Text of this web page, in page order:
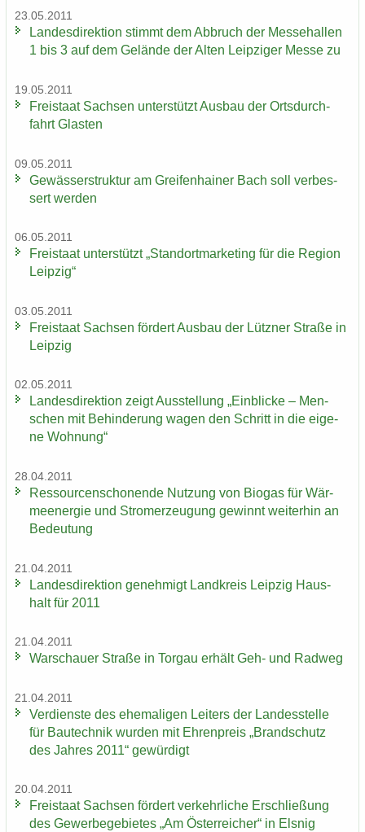
23.05.2011
Lan­des­di­rek­ti­on stimmt dem Ab­bruch der Mes­se­hal­len
1 bis 3 auf dem Ge­län­de der Alten Leip­zi­ger Messe zu
19.05.2011
Frei­staat Sach­sen un­ter­stützt Aus­bau der Orts­durch­
fahrt Glas­ten
09.05.2011
Ge­wäs­ser­struk­tur am Grei­fen­hai­ner Bach soll ver­bes­
sert wer­den
06.05.2011
Frei­staat un­ter­stützt „Stand­ort­mar­ke­ting für die Re­gi­on
Leip­zig“
03.05.2011
Frei­staat Sach­sen för­dert Aus­bau der Lütz­ner Stra­ße in
Leip­zig
02.05.2011
Lan­des­di­rek­ti­on zeigt Aus­stel­lung „Ein­bli­cke – Men­
schen mit Be­hin­de­rung wagen den Schritt in die ei­ge­
ne Woh­nung“
28.04.2011
Res­sour­cen­scho­nen­de Nut­zung von Bio­gas für Wär­
me­en­er­gie und Strom­erzeu­gung ge­winnt wei­ter­hin an
Be­deu­tung
21.04.2011
Lan­des­di­rek­ti­on ge­neh­migt Land­kreis Leip­zig Haus­
halt für 2011
21.04.2011
War­schau­er Stra­ße in Tor­gau er­hält Geh- und Rad­weg
21.04.2011
Ver­diens­te des ehe­ma­li­gen Lei­ters der Lan­des­stel­le
für Bau­tech­nik wur­den mit Eh­ren­preis „Brand­schutz
des Jah­res 2011“ ge­wür­digt
20.04.2011
Frei­staat Sach­sen för­dert ver­kehr­li­che Er­schlie­ßung
des Ge­wer­be­ge­bie­tes „Am Ös­ter­rei­cher“ in Els­nig